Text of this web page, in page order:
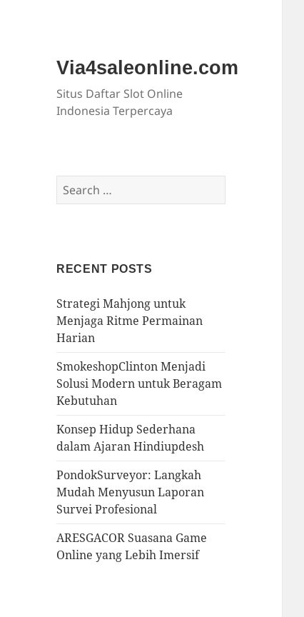
Via4saleonline.com
Situs Daftar Slot Online
Indonesia Terpercaya
Search
for:
RECENT POSTS
Strategi Mahjong untuk
Menjaga Ritme Permainan
Harian
SmokeshopClinton Menjadi
Solusi Modern untuk Beragam
Kebutuhan
Konsep Hidup Sederhana
dalam Ajaran Hindiupdesh
PondokSurveyor: Langkah
Mudah Menyusun Laporan
Survei Profesional
ARESGACOR Suasana Game
Online yang Lebih Imersif